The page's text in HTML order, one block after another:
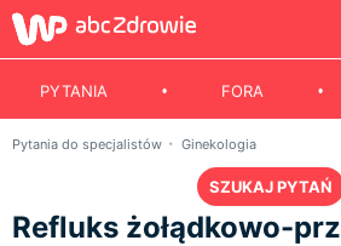
PYTANIA FORA
Pytania do specjalistów Ginekologia
SZUKAJ PYTAŃ
Refluks żołądkowo-